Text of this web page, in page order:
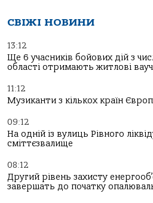
СВІЖІ НОВИНИ
13:12
Ще 6 учасників бойових дій з
області отримають житлові
11:12
Музиканти з кількох країн
09:12
На одній із вулиць Рівного
сміттєзвалище
08:12
Другий рівень захисту
завершать до початку